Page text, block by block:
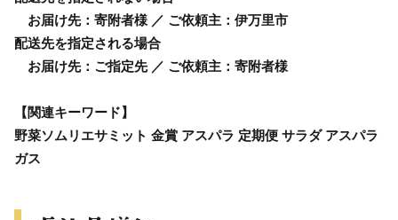
お届け先：寄附者様 ／ ご依頼主：伊万里市
配送先を指定される場合
お届け先：ご指定先 ／ ご依頼主：寄附者様
【関連キーワード】
野菜ソムリエサミット 金賞 アスパラ 定期便 サラダ アスパラ
ガス